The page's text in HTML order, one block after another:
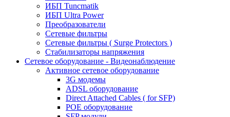
ИБП Tuncmatik
ИБП Ultra Power
Преобразователи
Сетевые фильтры
Сетевые фильтры ( Surge Protectors )
Стабилизаторы напряжения
Сетевое оборудование - Видеонаблюдение
Активное сетевое оборудование
3G модемы
ADSL оборудование
Direct Attached Cables ( for SFP)
POE оборудование